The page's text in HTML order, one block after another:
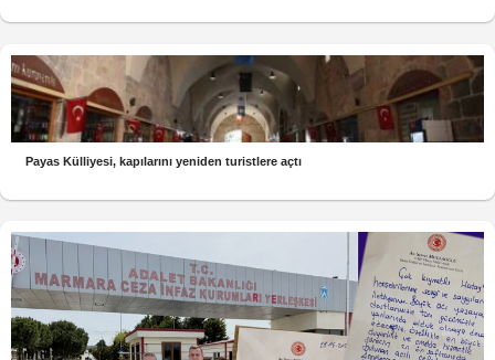
Payas Külliyesi, kapılarını yeniden turistlere açtı